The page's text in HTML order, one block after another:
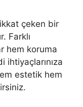
çeken bir
Farklı
hem koruma
ihtiyaçlarınıza
estetik hem